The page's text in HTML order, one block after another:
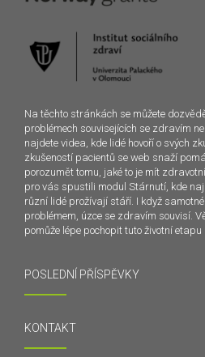
Na těchto stránkách se můžete
problémech souvisejících se zdravím
najdete videa, kde lidé hovoří o svých
zkušeností pacientů se web snaží
porozumět tomu, jaké to je mít
pro vás spustili modul Stárnutí, kde
různí lidé prožívají stáří. I když
problémem, úzce se zdravím souvisí.
pomůže lépe pochopit tuto životní
POSLEDNÍ PŘÍSPĚVKY
KONTAKT